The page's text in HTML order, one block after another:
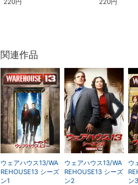
関連作品
ウェアハウス13/WA
REHOUSE13 シーズ
ン1
ウェアハウス13/WA
REHOUSE13 シーズ
ン2
ウ
ン3